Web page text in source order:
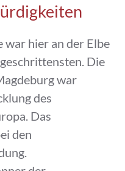
war hier an der Elbe
Die
war
des
Das
den